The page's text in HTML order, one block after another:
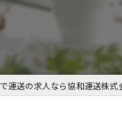
運送の求人なら協和運送株式